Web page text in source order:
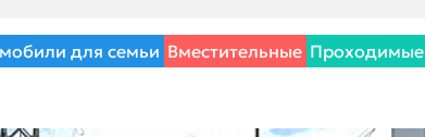
для семьи Вместительные Проходимые